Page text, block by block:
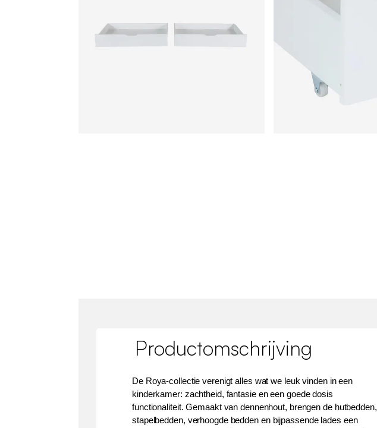
Productomschrijving
De Roya-collectie verenigt alles wat we leuk vinden in een
kinderkamer: zachtheid, fantasie en een goede dosis
functionaliteit. Gemaakt van dennenhout, brengen de hutbedden,
stapelbedden, verhoogde bedden en bijpassende lades een